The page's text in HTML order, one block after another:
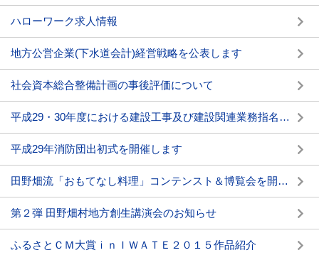
ハローワーク求人情報
地方公営企業(下水道会計)経営戦略を公表します
社会資本総合整備計画の事後評価について
平成29・30年度における建設工事及び建設関連業務指名競争入札参加資格審査申請の受付について
平成29年消防団出初式を開催します
田野畑流「おもてなし料理」コンテンスト＆博覧会を開催します。
第２弾 田野畑村地方創生講演会のお知らせ
ふるさとＣＭ大賞ｉｎＩＷＡＴＥ２０１５作品紹介